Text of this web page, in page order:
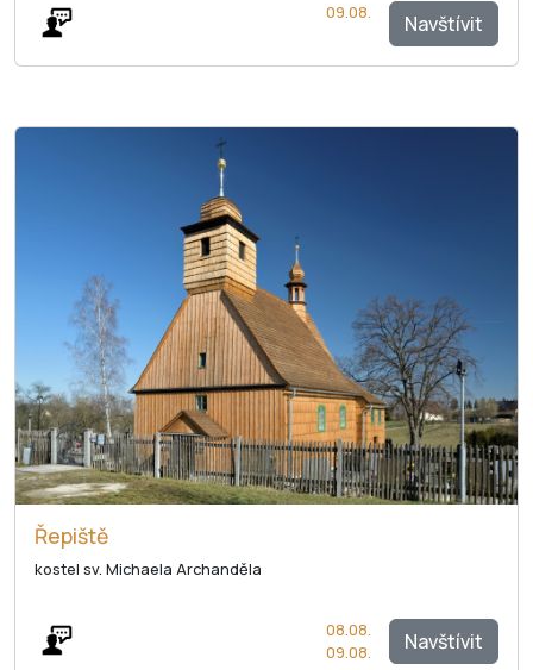
Navštívit
09.08.
Řepiště
kostel sv. Michaela Archanděla
Navštívit
08.08.
09.08.